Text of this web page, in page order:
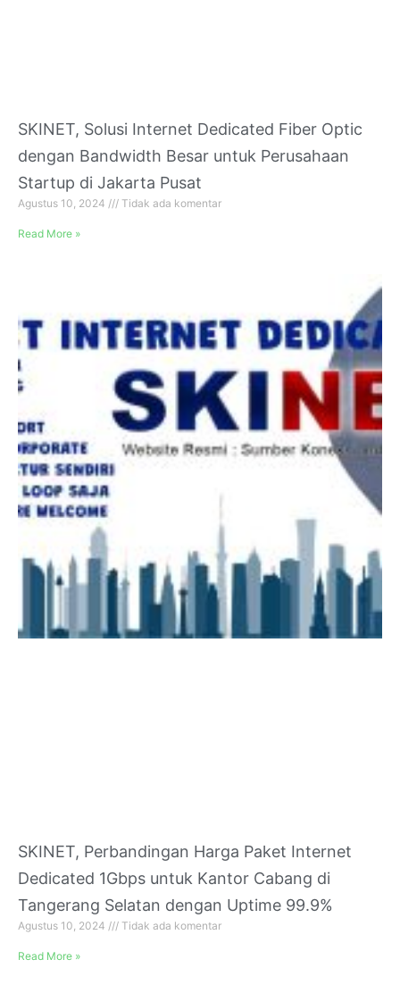
SKINET, Solusi Internet Dedicated Fiber Optic
dengan Bandwidth Besar untuk Perusahaan
Startup di Jakarta Pusat
Agustus 10, 2024 Tidak ada komentar
Read More »
SKINET, Perbandingan Harga Paket Internet
Dedicated 1Gbps untuk Kantor Cabang di
Tangerang Selatan dengan Uptime 99.9%
Agustus 10, 2024 Tidak ada komentar
Read More »